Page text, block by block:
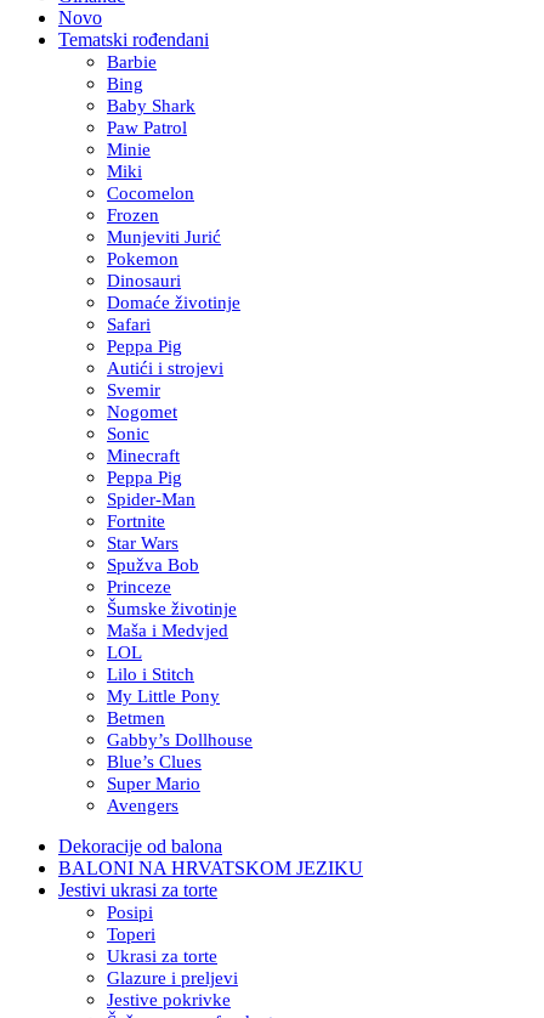
Novo
Tematski rođendani
Barbie
Bing
Baby Shark
Paw Patrol
Minie
Miki
Cocomelon
Frozen
Munjeviti Jurić
Pokemon
Dinosauri
Domaće životinje
Safari
Peppa Pig
Autići i strojevi
Svemir
Nogomet
Sonic
Minecraft
Peppa Pig
Spider-Man
Fortnite
Star Wars
Spužva Bob
Princeze
Šumske životinje
Maša i Medvjed
LOL
Lilo i Stitch
My Little Pony
Betmen
Gabby’s Dollhouse
Blue’s Clues
Super Mario
Avengers
Dekoracije od balona
BALONI NA HRVATSKOM JEZIKU
Jestivi ukrasi za torte
Posipi
Toperi
Ukrasi za torte
Glazure i preljevi
Jestive pokrivke